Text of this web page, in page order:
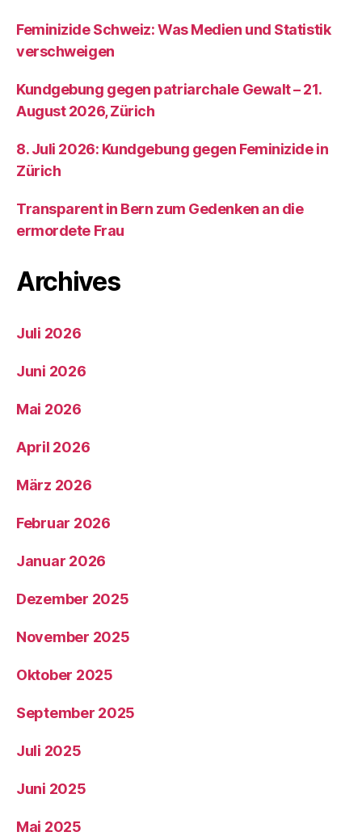
Feminizide Schweiz: Was Medien und Statistik
verschweigen
Kundgebung gegen patriarchale Gewalt – 21.
August 2026, Zürich
8. Juli 2026: Kundgebung gegen Feminizide in
Zürich
Transparent in Bern zum Gedenken an die
ermordete Frau
Archives
Juli 2026
Juni 2026
Mai 2026
April 2026
März 2026
Februar 2026
Januar 2026
Dezember 2025
November 2025
Oktober 2025
September 2025
Juli 2025
Juni 2025
Mai 2025